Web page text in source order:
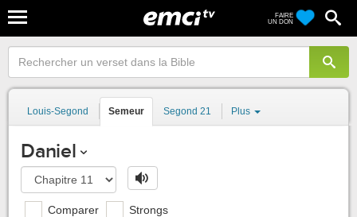
FAIRE
UN DON
Louis-Segond Semeur Segond 21 Plus
Daniel
Comparer Strongs